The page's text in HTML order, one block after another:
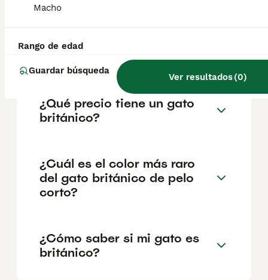
Macho
Rango de edad
Guardar búsqueda
Ver resultados(0)
criadores responsables que garanticen la
de comprometerse siempre es la mejor
¿Qué precio tiene un gato
británico?
¿Cuál es el color más raro
del gato británico de pelo
corto?
¿Cómo saber si mi gato es
británico?